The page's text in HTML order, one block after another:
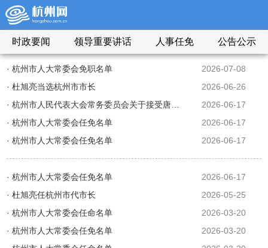
时政要闻 领导重要讲话 人事任免 公告公示
· 杭州市人大常委会免职名单
2026-07-08
· 杜旭亮当选杭州市市长
2026-06-26
2026-06-17
· 杭州市人大常委会任免名单
2026-06-17
· 杭州市人大常委会任免名单
2026-06-17
· 杭州市人大常委会任免名单
2026-06-17
· 杜旭亮任杭州市代市长
2026-05-25
· 杭州市人大常委会任命名单
2026-03-20
· 杭州市人大常委会任免名单
2026-03-20